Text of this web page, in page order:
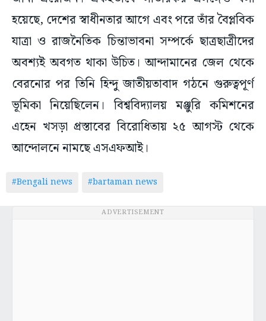
হয়েছে, দেশের স্বাধীনতার আগে এবং পরে তাঁর বৈপ্লবিক
যাত্রা ও রাজনৈতিক চিন্তাভাবনা সম্পর্কে ছাত্রছাত্রীদের
অবশ্যই অবগত থাকা উচিত। আন্দামানের জেল থেকে
বেরনোর পর তিনি হিন্দু জাতীয়তাবাদ গঠনে গুরুত্বপূর্ণ
ভূমিকা নিয়েছিলেন। বিশ্ববিদ্যালয় মঞ্জুরি কমিশনের
এহেন খসড়া প্রস্তাবের বিরোধিতায় ২৫ আগস্ট থেকে
আন্দোলনে নামছে এসএফআই।
#Bengali news #bartaman news
ADVERTISEMENT